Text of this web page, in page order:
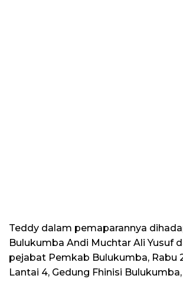
Teddy dalam pemaparannya
Bulukumba Andi Muchtar Ali Yusuf
pejabat Pemkab Bulukumba, Rabu
Lantai 4, Gedung Fhinisi